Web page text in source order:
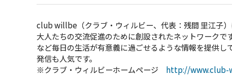
club willbe（クラブ・ウィルビー、代表：残間 里江子
大人たちの交流促進のために創設されたネットワーク
など毎日の生活が有意義に過ごせるような情報を提供
発信も人気です。
※クラブ・ウィルビーホームページ http://www.club-